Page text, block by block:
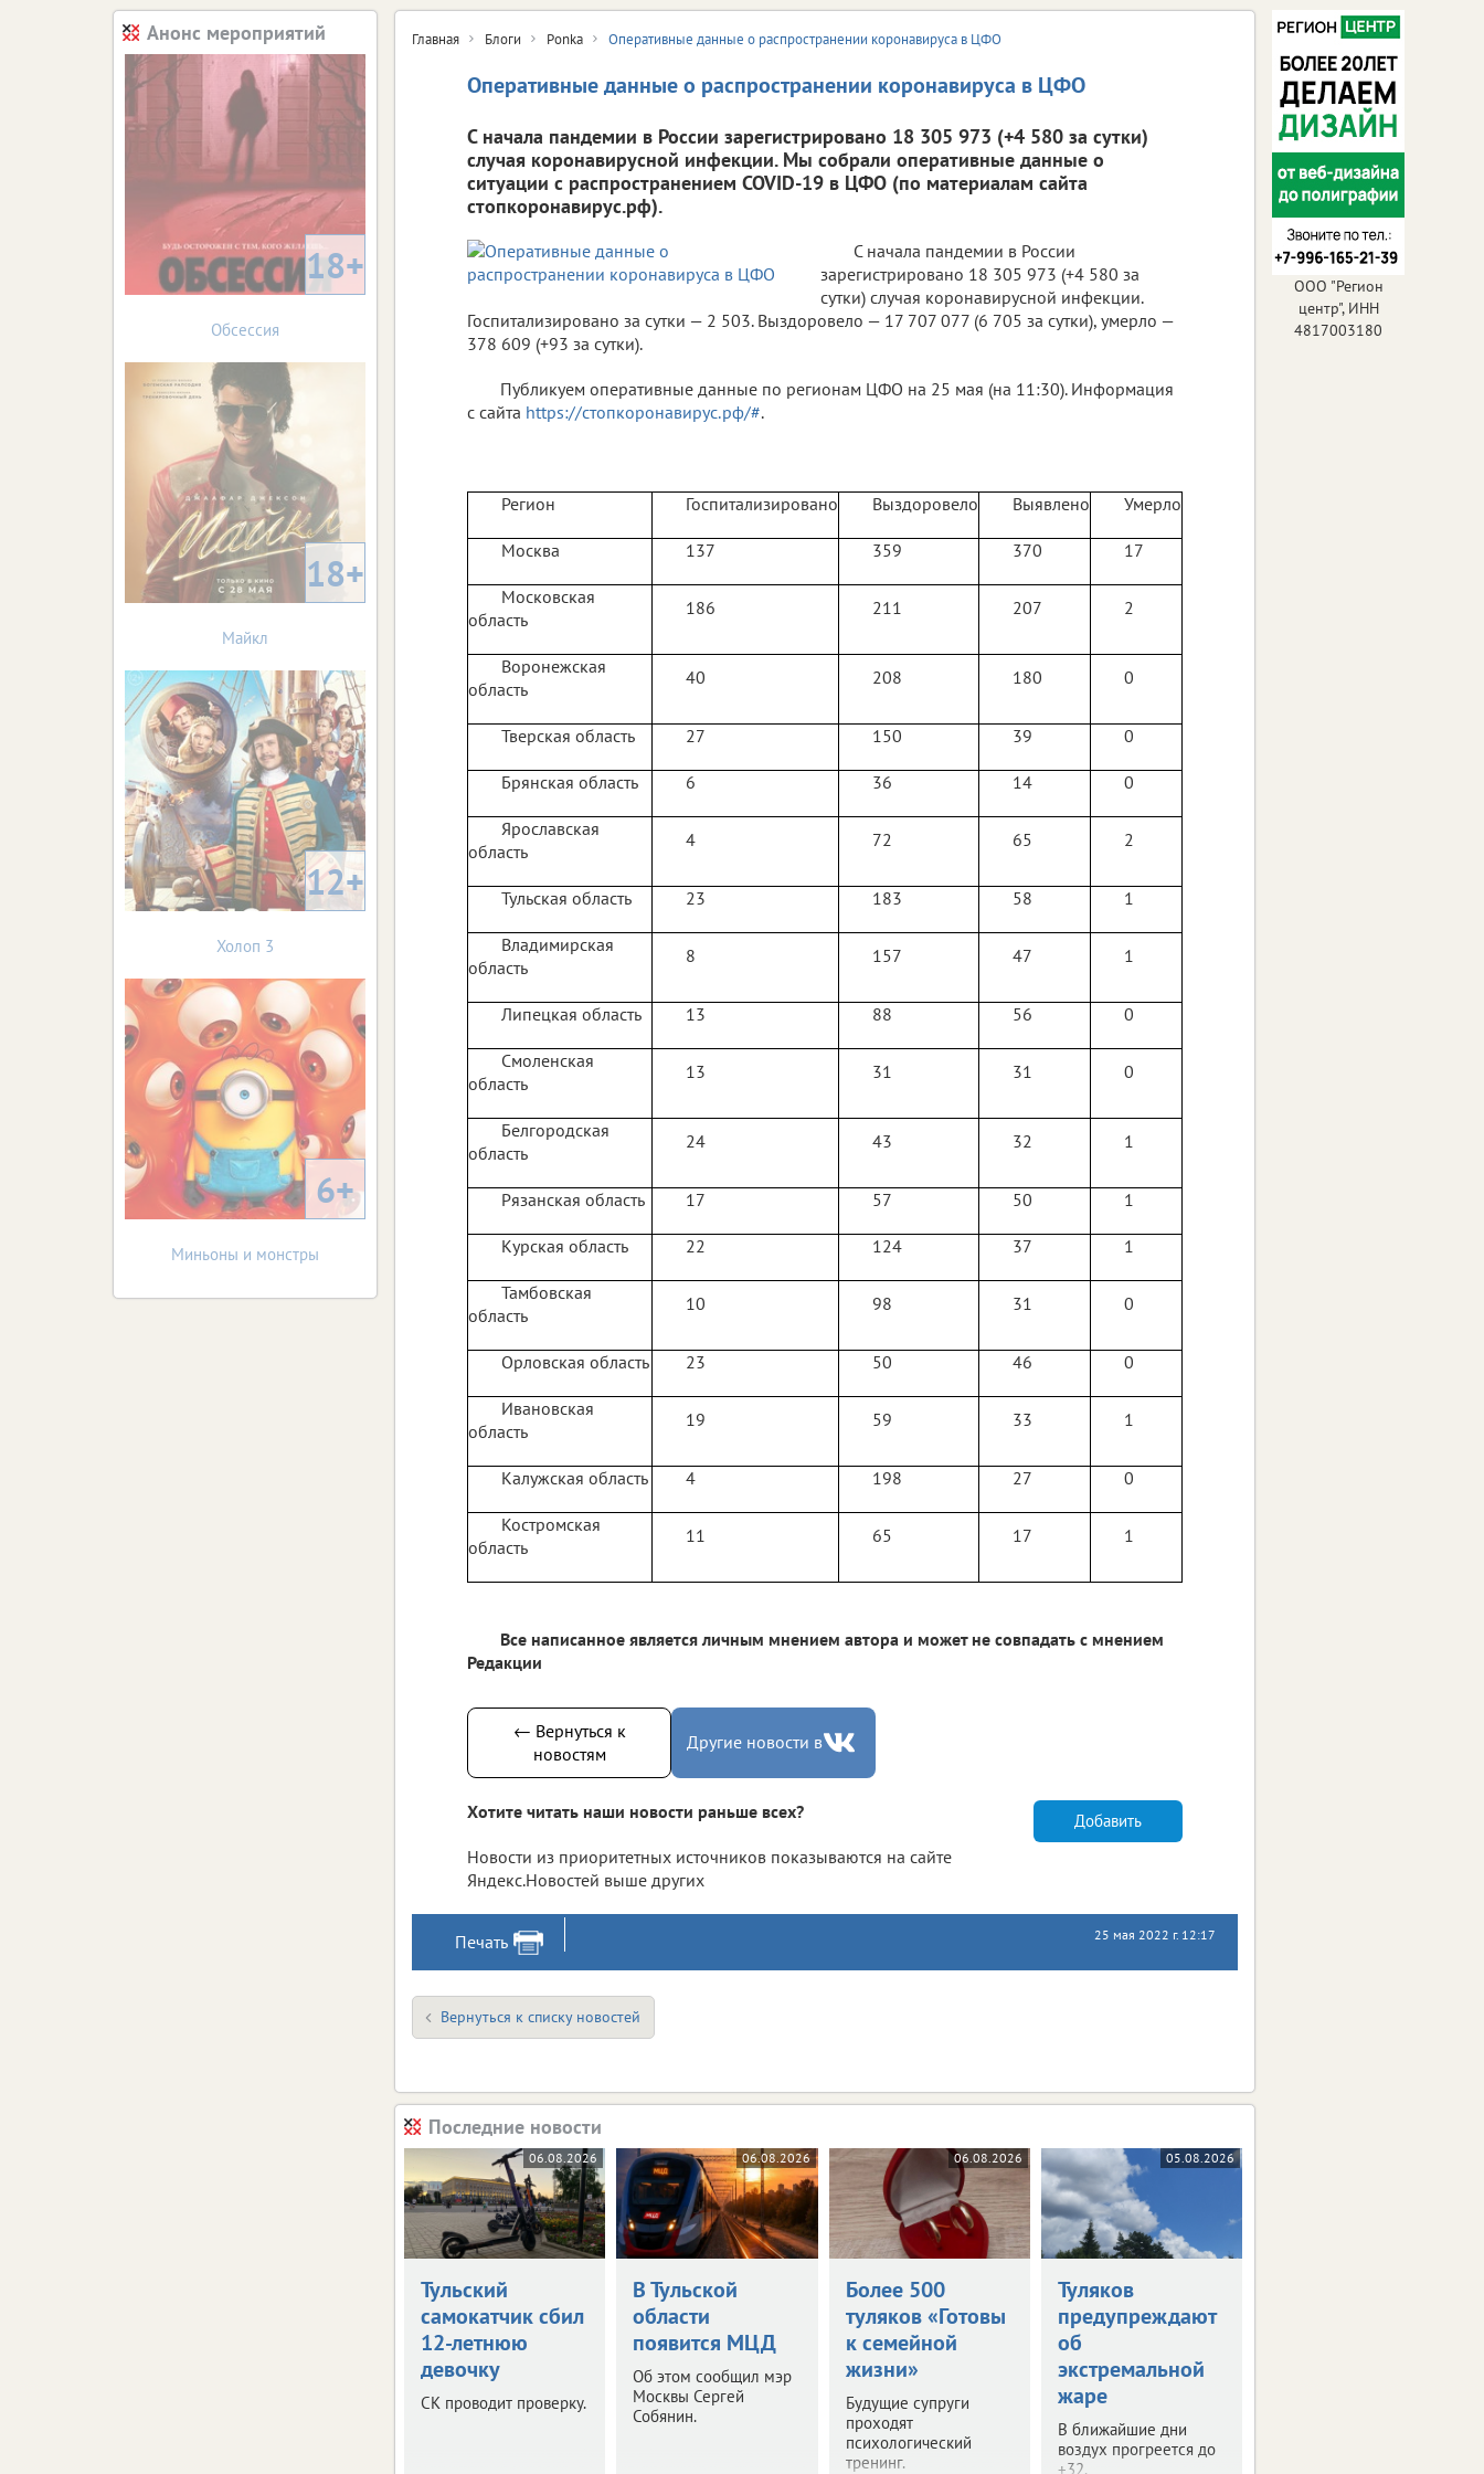
Главная Блоги Ponka Оперативные данные о распространении коронавируса в ЦФО
Оперативные данные о распространении коронавируса в ЦФО
С начала пандемии в России зарегистрировано 18 305 973 (+4 580 за сутки)
случая коронавирусной инфекции. Мы собрали оперативные данные о
ситуации с распространением COVID-19 в ЦФО (по материалам сайта
стопкоронавирус.рф).
С начала пандемии в России
зарегистрировано 18 305 973 (+4 580 за
сутки) случая коронавирусной инфекции.
Госпитализировано за сутки — 2 503. Выздоровело — 17 707 077 (6 705 за сутки), умерло —
378 609 (+93 за сутки).
Публикуем оперативные данные по регионам ЦФО на 25 мая (на 11:30). Информация
с сайта https://стопкоронавирус.рф/#.
Регион Госпитализировано Выздоровело Выявлено Умерло
Москва 137 359 370 17
Московская
область
186 211 207 2
Воронежская
область
40 208 180 0
Тверская область 27 150 39 0
Брянская область 6 36 14 0
Ярославская
область
4 72 65 2
Тульская область 23 183 58 1
Владимирская
область
8 157 47 1
Липецкая область 13 88 56 0
Смоленская
область
13 31 31 0
Белгородская
область
24 43 32 1
Рязанская область 17 57 50 1
Курская область 22 124 37 1
Тамбовская
область
10 98 31 0
Орловская область 23 50 46 0
Ивановская
область
19 59 33 1
Калужская область 4 198 27 0
Костромская
область
11 65 17 1
Все написанное является личным мнением автора и может не совпадать с мнением
Редакции
← Вернуться к
новостям
Другие новости в
Хотите читать наши новости раньше всех?
Новости из приоритетных источников показываются на сайте
Яндекс.Новостей выше других
Добавить
Печать 25 мая 2022 г. 12:17
Вернуться к списку новостей
Последние новости
06.08.2026
Тульский
самокатчик сбил
12-летнюю
девочку
СК проводит проверку.
06.08.2026
В Тульской
области
появится МЦД
Об этом сообщил мэр
Москвы Сергей
Собянин.
06.08.2026
Более 500
туляков «Готовы
к семейной
жизни»
Будущие супруги
проходят
психологический
тренинг.
05.08.2026
Туляков
предупреждают
об
экстремальной
жаре
В ближайшие дни
воздух прогреется до
+32.
Анонс мероприятий
18+
Обсессия
18+
Майкл
12+
Холоп 3
6+
Миньоны и монстры
ООО "Регион
центр", ИНН
4817003180